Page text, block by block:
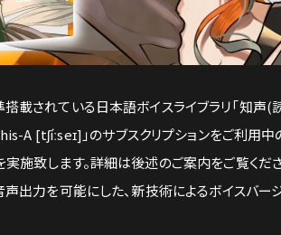
搭載されている日本語ボイスライブラリ「知
A [tʃíːseɪ]」のサブスクリプションをご利
施致します。詳細は後述のご案内をご覧くだ
出力を可能にした、新技術によるボイスバージ